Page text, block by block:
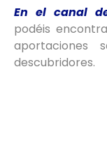
En el canal
podéis
aportaciones
descubridores.